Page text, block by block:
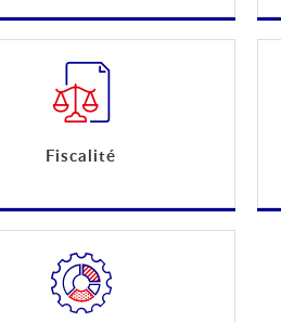
Fiscalité